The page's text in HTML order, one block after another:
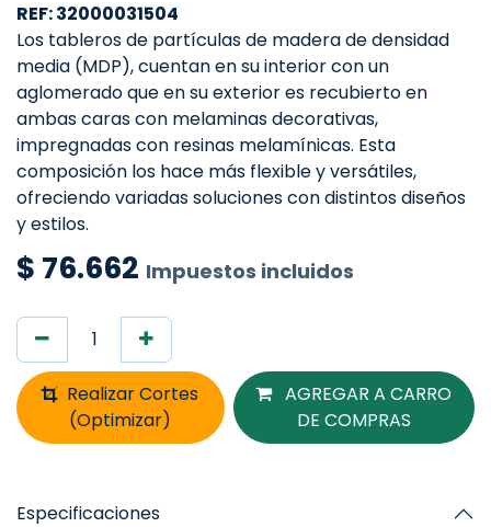
REF: 32000031504
Los tableros de partículas de madera de densidad
media (MDP), cuentan en su interior con un
aglomerado que en su exterior es recubierto en
ambas caras con melaminas decorativas,
impregnadas con resinas melamínicas. Esta
composición los hace más flexible y versátiles,
ofreciendo variadas soluciones con distintos diseños
y estilos.
$ 76.662 Impuestos incluidos
Realizar Cortes
(Optimizar)
AGREGAR A CARRO
DE COMPRAS
Especificaciones